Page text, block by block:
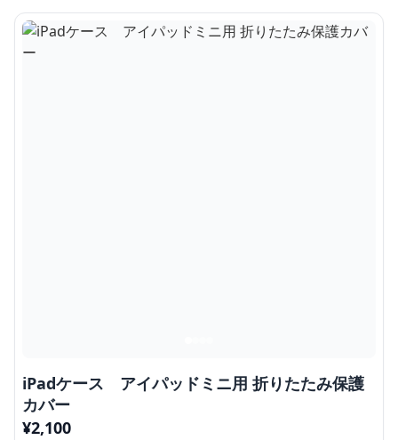
iPadケース アイパッドミニ用 折りたたみ保護
カバー
¥2,100